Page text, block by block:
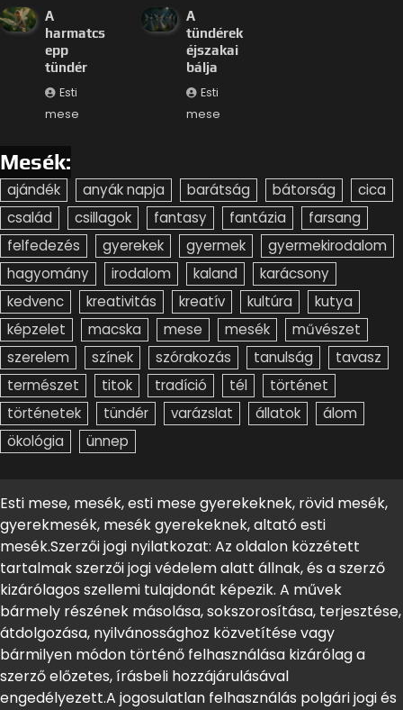
A
harmatcs
epp
tündér
Esti
mese
A
tündérek
éjszakai
bálja
Esti
mese
Mesék:
ajándék anyák napja barátság bátorság
cica
család
csillagok fantasy fantázia
farsang
felfedezés
gyerekek gyermek
gyermekirodalom
hagyomány
irodalom kaland
karácsony
kedvenc
kreativitás kreatív kultúra
kutya
képzelet
macska mese mesék
művészet
szerelem
színek szórakozás tanulság
tavasz
természet
titok tradíció tél
történet
történetek
tündér varázslat állatok
álom
ökológia
ünnep
Esti mese, mesék, esti mese gyerekeknek, rövid mesék,
gyerekmesék, mesék gyerekeknek, altató esti
mesék.Szerzői jogi nyilatkozat: Az oldalon közzétett
tartalmak szerzői jogi védelem alatt állnak, és a szerző
kizárólagos szellemi tulajdonát képezik. A művek
bármely részének másolása, sokszorosítása, terjesztése,
átdolgozása, nyilvánossághoz közvetítése vagy
bármilyen módon történő felhasználása kizárólag a
szerző előzetes, írásbeli hozzájárulásával
engedélyezett.A jogosulatlan felhasználás polgári jogi és